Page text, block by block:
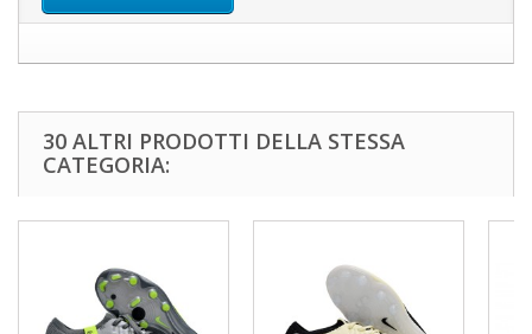
30 ALTRI PRODOTTI DELLA STESSA
CATEGORIA: